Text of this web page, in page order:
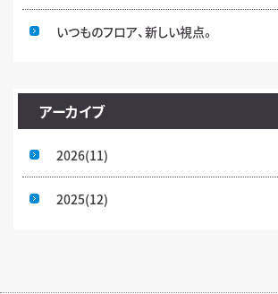
いつものフロア、新しい視点。
アーカイブ
2026(11)
2025(12)